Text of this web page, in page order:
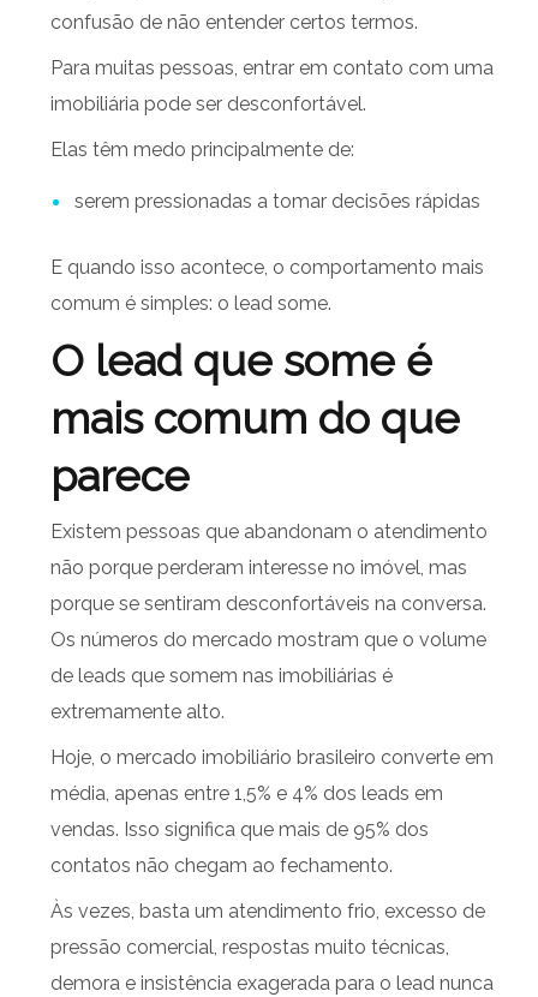
confusão de não entender certos termos.
Para muitas pessoas, entrar em contato com uma
imobiliária pode ser desconfortável.
Elas têm medo principalmente de:
serem pressionadas a tomar decisões rápidas
E quando isso acontece, o comportamento mais
comum é simples: o lead some.
O lead que some é
mais comum do que
parece
Existem pessoas que abandonam o atendimento
não porque perderam interesse no imóvel, mas
porque se sentiram desconfortáveis na conversa.
Os números do mercado mostram que o volume
de leads que somem nas imobiliárias é
extremamente alto.
Hoje, o mercado imobiliário brasileiro converte em
média, apenas entre 1,5% e 4% dos leads em
vendas. Isso significa que mais de 95% dos
contatos não chegam ao fechamento.
Às vezes, basta um atendimento frio, excesso de
pressão comercial, respostas muito técnicas,
demora e insistência exagerada para o lead nunca